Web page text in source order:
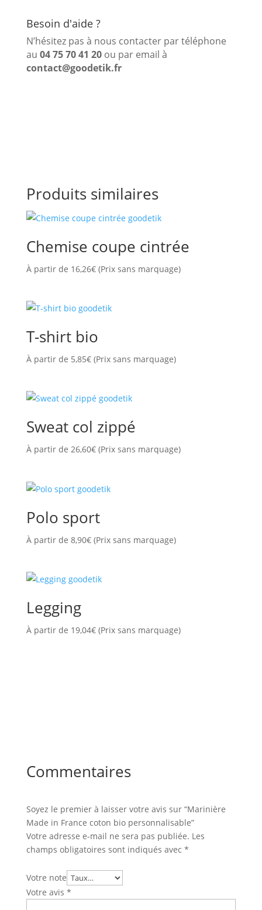
Besoin d'aide ?
N’hésitez pas à nous contacter par téléphone
au 04 75 70 41 20 ou par email à
contact@goodetik.fr
Produits similaires
Chemise coupe cintrée
À partir de 16,26€(Prix sans marquage)
T-shirt bio
À partir de 5,85€(Prix sans marquage)
Sweat col zippé
À partir de 26,60€(Prix sans marquage)
Polo sport
À partir de 8,90€(Prix sans marquage)
Legging
À partir de 19,04€(Prix sans marquage)
Commentaires
Soyez le premier à laisser votre avis sur “Marinière
Made in France coton bio personnalisable”
Votre adresse e-mail ne sera pas publiée. Les
champs obligatoires sont indiqués avec *
Votre note
Votre avis *